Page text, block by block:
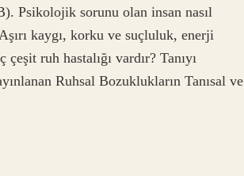
Psikolojik sorunu olan insan nasıl
kaygı, korku ve suçluluk, enerji
ruh hastalığı vardır? Tanıyı
Ruhsal Bozuklukların Tanısal ve